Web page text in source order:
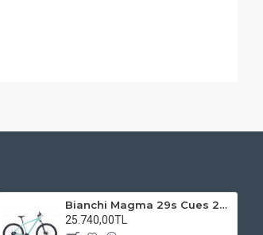
Bianchi Magma 29s Cues 2x9s Dağ Bisikleti
25.740,00TL